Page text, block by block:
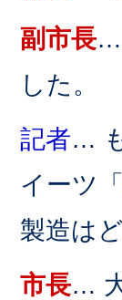
副市長…
した。
記者…
イーツ
製造は
市長…